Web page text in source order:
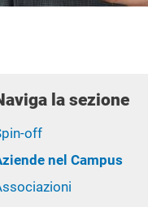
la sezione
off
nel Campus